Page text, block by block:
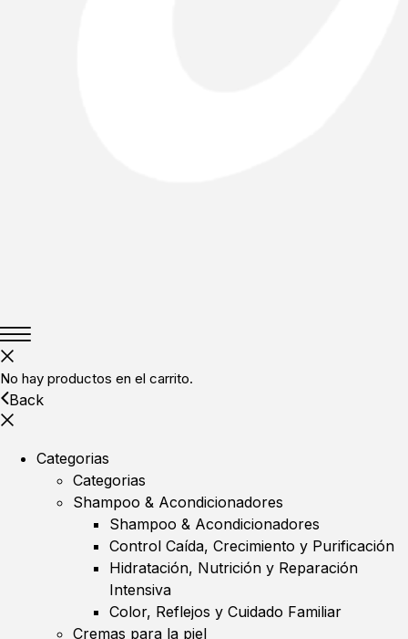
No hay productos en el carrito.
Back
Categorias
Categorias
Shampoo & Acondicionadores
Shampoo & Acondicionadores
Control Caída, Crecimiento y Purificación
Hidratación, Nutrición y Reparación
Intensiva
Color, Reflejos y Cuidado Familiar
Cremas para la piel